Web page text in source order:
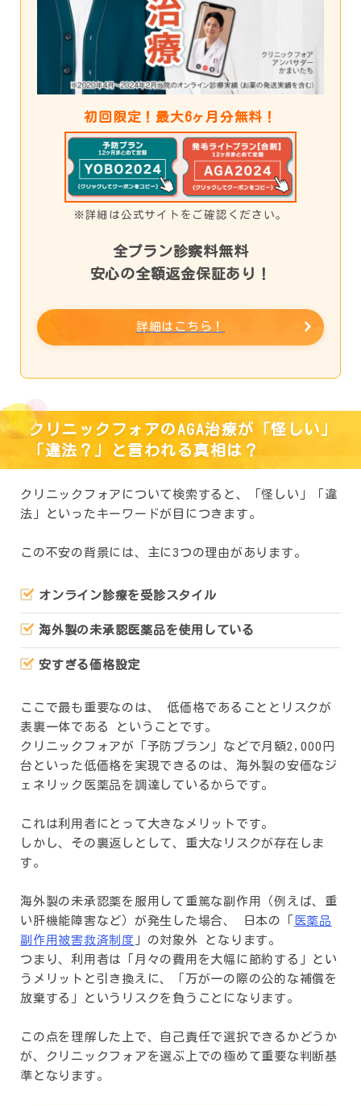
初回限定！最大6ヶ月分無料！
※詳細は公式サイトをご確認ください。
全プラン診察料無料
安心の全額返金保証あり！
詳細はこちら！
クリニックフォアのAGA治療が「怪しい」
「違法？」と言われる真相は？
クリニックフォアについて検索すると、「怪しい」「違
法」といったキーワードが目につきます。
この不安の背景には、主に3つの理由があります。
オンライン診療を受診スタイル
海外製の未承認医薬品を使用している
安すぎる価格設定
ここで最も重要なのは、 低価格であることとリスクが
表裏一体である ということです。
クリニックフォアが「予防プラン」などで月額2,000円
台といった低価格を実現できるのは、海外製の安価なジ
ェネリック医薬品を調達しているからです。
これは利用者にとって大きなメリットです。
しかし、その裏返しとして、重大なリスクが存在しま
す。
海外製の未承認薬を服用して重篤な副作用（例えば、重
い肝機能障害など）が発生した場合、 日本の「 医薬品
副作用被害救済制度 」の対象外 となります。
つまり、利用者は「月々の費用を大幅に節約する」とい
うメリットと引き換えに、「万が一の際の公的な補償を
放棄する」というリスクを負うことになります。
この点を理解した上で、自己責任で選択できるかどうか
が、クリニックフォアを選ぶ上での極めて重要な判断基
準となります。